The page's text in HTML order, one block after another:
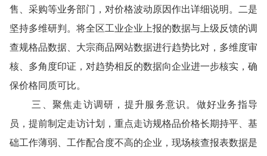
售、采购等业务部门，对价格波动原因作出详细说明。二是
坚持多维研判。将全区工业企业上报的数据与上级反馈的调
查规格品数据、大宗商品网站数据进行趋势比对，多维度审
核、多角度印证，对趋势相反的数据向企业进一步核实，确
保价格同质可比。
三、 聚焦走访调研，提升服务意识。做好业务指导
员 ， 提前制定走访计划，重点走访规格品价格长期持平、基
础工作薄弱、工作配合度不高的企业，现场核查报表数据是